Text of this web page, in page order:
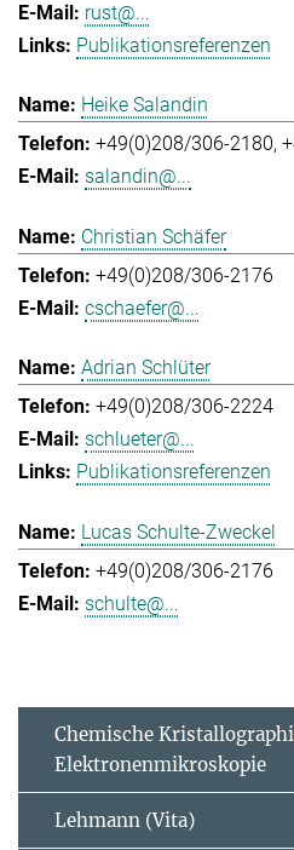
rust@...
Publikationsreferenzen
Heike Salandin
+49(0)208/306-2180
salandin@...
Christian Schäfer
+49(0)208/306-2176
cschaefer@...
Adrian Schlüter
+49(0)208/306-2224
schlueter@...
Publikationsreferenzen
Lucas Schulte-Zweckel
+49(0)208/306-2176
schulte@...
Chemische
Elektronenmikroskopie
Lehmann (Vita)